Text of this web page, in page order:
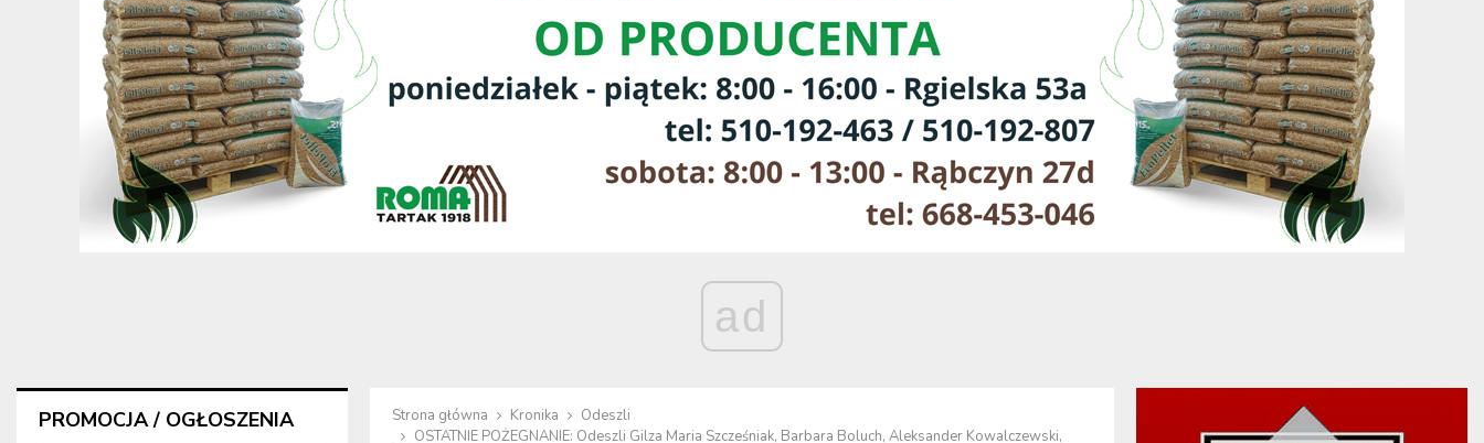
ad
Strona główna Kronika
Odeszli
OSTATNIE POŻEGNANIE: Odeszli Gilza Maria Szcześniak, Barbara Boluch, Aleksander Kowalczewski,
PROMOCJA / OGŁOSZENIA